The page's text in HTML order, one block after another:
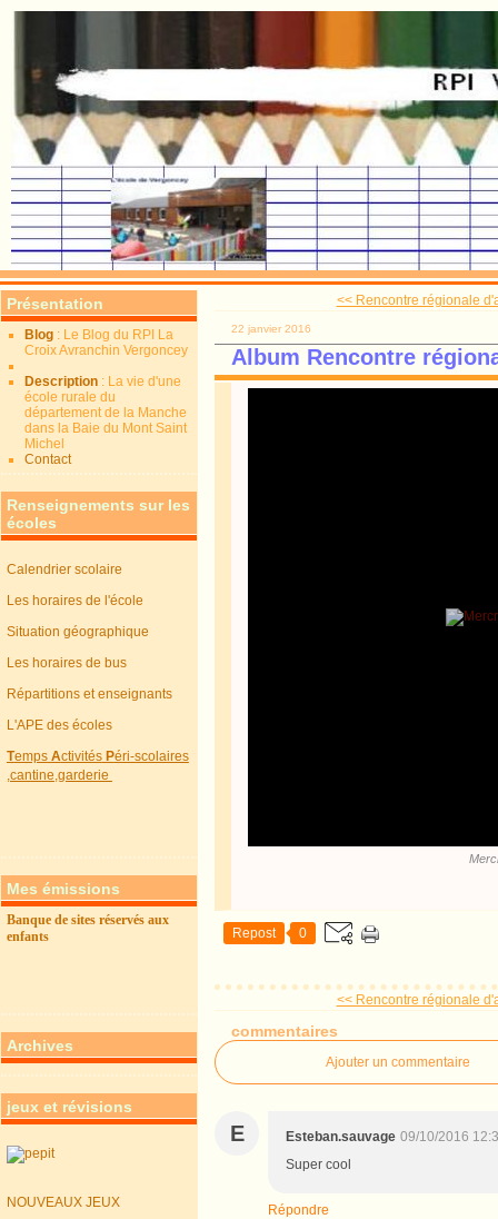
Présentation
Blog : Le Blog du RPI La
Croix Avranchin Vergoncey
Description : La vie d'une
école rurale du
département de la Manche
dans la Baie du Mont Saint
Michel
Contact
Renseignements sur les
écoles
Calendrier scolaire
Les horaires de l'école
Situation géographique
Les horaires de bus
Répartitions et enseignants
L'APE des écoles
TempsActivitésPéri-scolaires
,cantine,garderie
Mes émissions
Banque de sites réservés aux
enfants
Archives
jeux et révisions
NOUVEAUX JEUX
<< Rencontre régionale
22 janvier 2016
Album Rencontre
Repost 0
<< Rencontre régionale
commentaires
Ajouter un commentaire
E Esteban.sauvage 09/10/2016
Super cool
Répondre